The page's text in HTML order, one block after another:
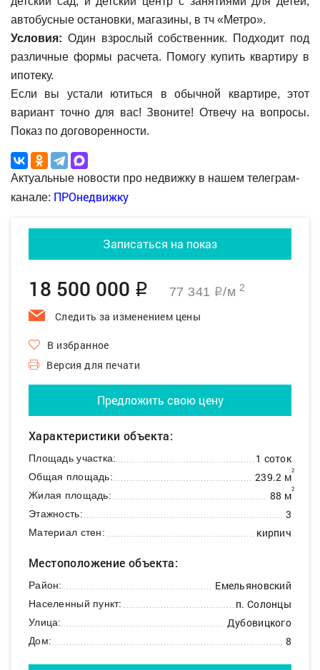
автобусные остановки, магазины, в тч «Метро».
Условия: Один взрослый собственник. Подходит под
различные формы расчета. Помогу купить квартиру в
ипотеку.
Если вы устали ютиться в обычной квартире, этот
вариант точно для вас! Звоните! Отвечу на вопросы.
Показ по договоренности.
Актуальные новости про недвижку в нашем телеграм-
канале: ПРОнедвижку
Записаться на показ
18 500 000 q 77 341 q/м2
Следить за изменением цены
В избранное
Версия для печати
Предложить свою цену
Характеристики объекта:
Площадь участка: 1 соток
Общая площадь: 239.2 м2
Жилая площадь: 88 м2
Этажность: 3
Материал стен: кирпич
Местоположение объекта:
Район: Емельяновский
Населенный пункт: п. Солонцы
Улица: Дубовицкого
Дом: 8